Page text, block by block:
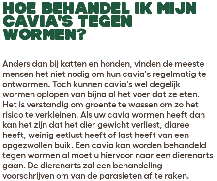
HOE BEHANDEL IK MIJN
CAVIA'S TEGEN
WORMEN?
Anders dan bij katten en honden, vinden de meeste
mensen het niet nodig om hun cavia's regelmatig te
ontwormen. Toch kunnen cavia's wel degelijk
wormen oplopen van bijna al het voer dat ze eten.
Het is verstandig om groente te wassen om zo het
risico te verkleinen. Als uw cavia wormen heeft dan
kan het zijn dat het dier gewicht verliest, diaree
heeft, weinig eetlust heeft of last heeft van een
opgezwollen buik. Een cavia kan worden behandeld
tegen wormen al moet u hiervoor naar een dierenarts
gaan. De dierenarts zal een behandeling
voorschrijven om van de parasieten af te raken.